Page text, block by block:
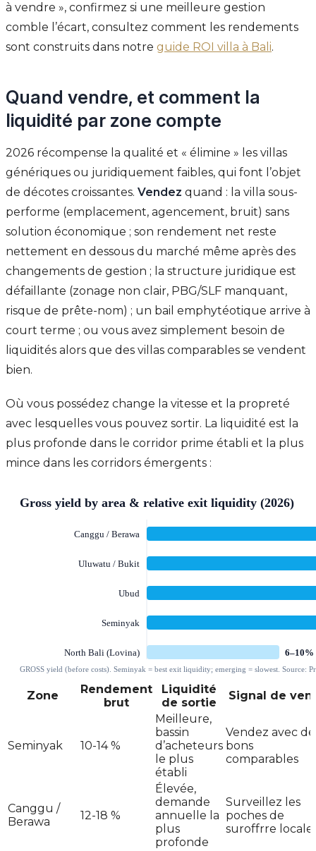
à vendre », confirmez si une meilleure gestion
comble l’écart, consultez comment les rendements
sont construits dans notre guide ROI villa à Bali.
Quand vendre, et comment la
liquidité par zone compte
2026 récompense la qualité et « élimine » les villas
génériques ou juridiquement faibles, qui font l’objet
de décotes croissantes. Vendez quand : la villa sous-
performe (emplacement, agencement, bruit) sans
solution économique ; son rendement net reste
nettement en dessous du marché même après des
changements de gestion ; la structure juridique est
défaillante (zonage non clair, PBG/SLF manquant,
risque de prête-nom) ; un bail emphytéotique arrive à
court terme ; ou vous avez simplement besoin de
liquidités alors que des villas comparables se vendent
bien.
Où vous possédez change la vitesse et la propreté
avec lesquelles vous pouvez sortir. La liquidité est la
plus profonde dans le corridor prime établi et la plus
mince dans les corridors émergents :
Zone
Rendement
brut
Liquidité
de sortie
Signal de
Seminyak 10-14 %
Meilleure,
bassin
d’acheteurs
le plus
établi
Vendez avec de
bons
comparables
Canggu /
Berawa
12-18 %
Élevée,
demande
annuelle la
plus
profonde
Surveillez les
poches de
suroffrre